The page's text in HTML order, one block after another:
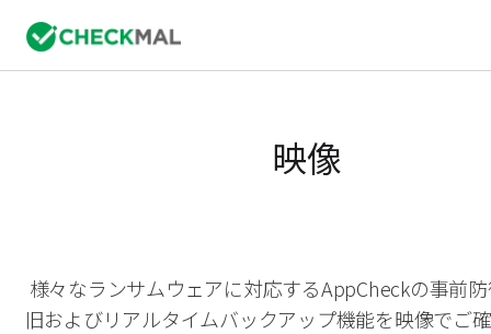
映像
様々なランサムウェアに対応するAppCheckの事前
旧およびリアルタイムバックアップ機能を映像でご